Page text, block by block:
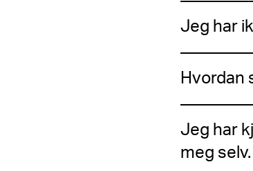
Jeg har
Hvordan
Jeg har
meg